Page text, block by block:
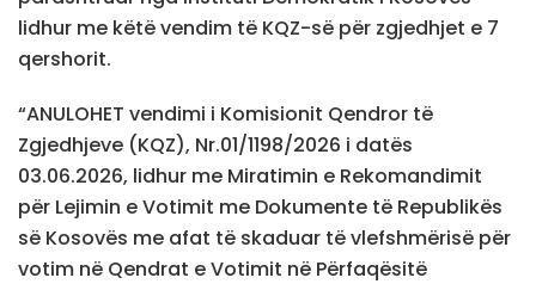
lidhur me këtë vendim të KQZ-së për zgjedhjet e 7
qershorit.
“ANULOHET vendimi i Komisionit Qendror të
Zgjedhjeve (KQZ), Nr.01/1198/2026 i datës
03.06.2026, lidhur me Miratimin e Rekomandimit
për Lejimin e Votimit me Dokumente të Republikës
së Kosovës me afat të skaduar të vlefshmërisë për
votim në Qendrat e Votimit në Përfaqësitë